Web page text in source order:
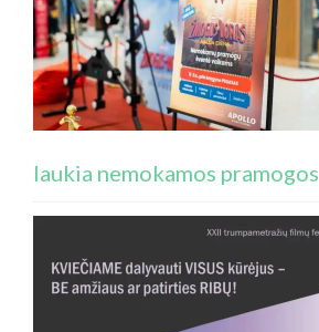
laukia nemokamos pramogos